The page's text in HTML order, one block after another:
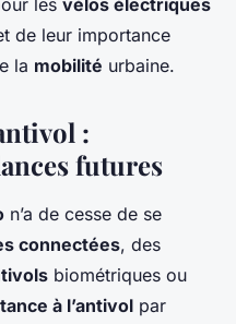
les vélos électriques
de leur importance
la mobilité urbaine.
:
futures
n’a de cesse de se
connectées, des
biométriques ou
à l’antivol par